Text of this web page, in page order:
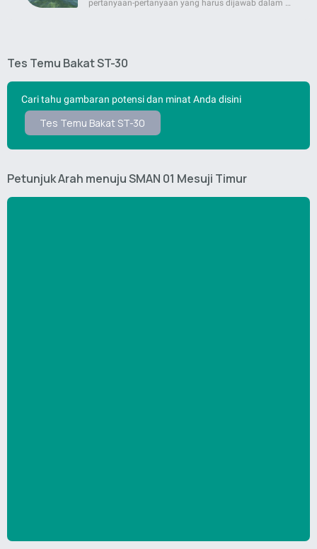
pertanyaan-pertanyaan yang harus dijawab dalam …
Tes Temu Bakat ST-30
Cari tahu gambaran potensi dan minat Anda disini
Tes Temu Bakat ST-30
Petunjuk Arah menuju SMAN 01 Mesuji Timur